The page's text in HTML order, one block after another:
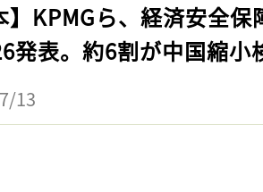
】KPMGら、経済安全
発表。約6割が中国縮小
13